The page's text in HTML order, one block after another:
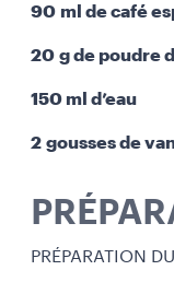
90 ml de café
20 g de poudre
150 ml d’eau
2 gousses de
PRÉPARATION